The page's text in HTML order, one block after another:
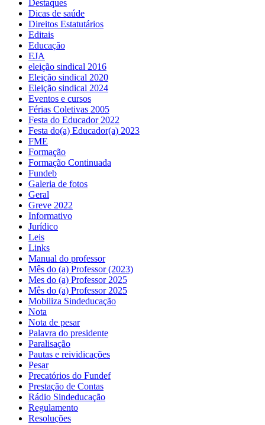
Destaques
Dicas de saúde
Direitos Estatutários
Editais
Educação
EJA
eleição sindical 2016
Eleição sindical 2020
Eleição sindical 2024
Eventos e cursos
Férias Coletivas 2005
Festa do Educador 2022
Festa do(a) Educador(a) 2023
FME
Formação
Formação Continuada
Fundeb
Galeria de fotos
Geral
Greve 2022
Informativo
Jurídico
Leis
Links
Manual do professor
Mês do (a) Professor (2023)
Mes do (a) Professor 2025
Mês do (a) Professor 2025
Mobiliza Sindeducação
Nota
Nota de pesar
Palavra do presidente
Paralisação
Pautas e reividicações
Pesar
Precatórios do Fundef
Prestação de Contas
Rádio Sindeducação
Regulamento
Resoluções